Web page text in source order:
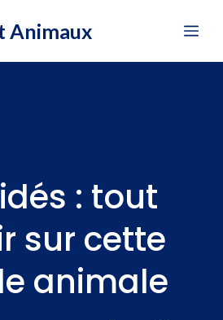
Animaux
: tout
sur cette
animale